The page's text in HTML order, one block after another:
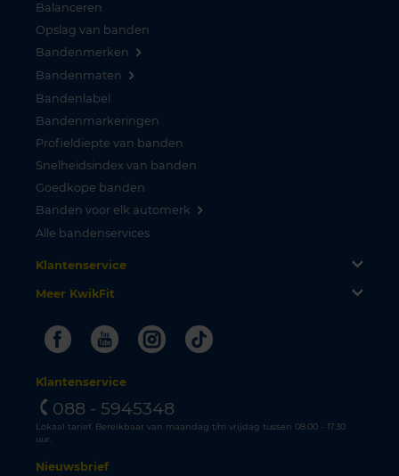
Balanceren
Opslag van banden
Bandenmerken
Bandenmaten
Bandenlabel
Bandenmarkeringen
Profieldiepte van banden
Snelheidsindex van banden
Goedkope banden
Banden voor elk automerk
Alle bandenservices
Klantenservice
Meer KwikFit
FacebookYoutubeInstagram
Tiktok
Klantenservice
088 - 5945348
Lokaal tarief. Bereikbaar van maandag t/m vrijdag tussen 08.00 - 17.30
uur.
Nieuwsbrief